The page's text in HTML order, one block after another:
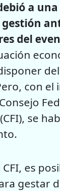
a
gestión
del
con el
se
CFI, es
gestar